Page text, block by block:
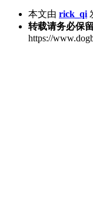
本文由 rick_qi
转载请务必保
https://